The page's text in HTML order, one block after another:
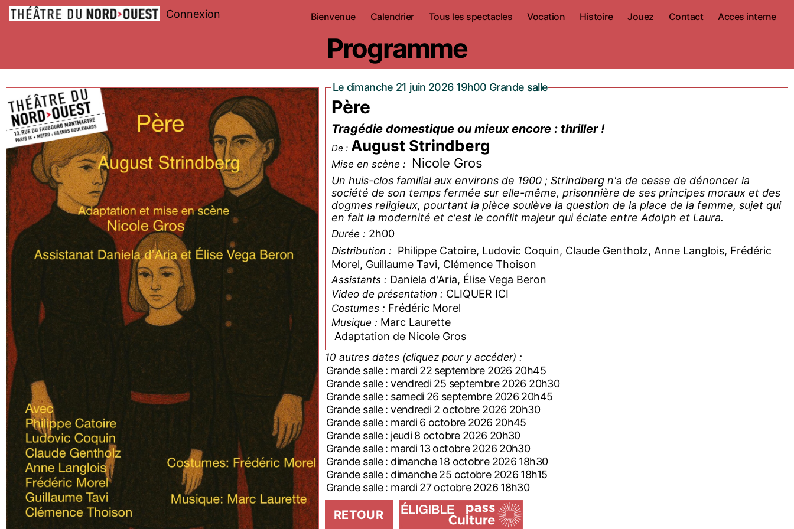
Connexion Bienvenue Calendrier Tous les spectacles Vocation Histoire Jouez Contact Acces interne
Programme
Le dimanche 21 juin 2026 19h00 Grande salle
Père
Tragédie domestique ou mieux encore : thriller !
De : August Strindberg
Mise en scène : Nicole Gros
Un huis-clos familial aux environs de 1900 ; Strindberg n'a de cesse de dénoncer la
société de son temps fermée sur elle-même, prisonnière de ses principes moraux et des
dogmes religieux, pourtant la pièce soulève la question de la place de la femme, sujet qui
en fait la modernité et c'est le conflit majeur qui éclate entre Adolph et Laura.
Durée : 2h00
Distribution : Philippe Catoire, Ludovic Coquin, Claude Gentholz, Anne Langlois, Frédéric
Morel, Guillaume Tavi, Clémence Thoison
Assistants : Daniela d'Aria, Élise Vega Beron
Video de présentation : CLIQUER ICI
Costumes : Frédéric Morel
Musique : Marc Laurette
Adaptation de Nicole Gros
10 autres dates (cliquez pour y accéder) :
Grande salle : mardi 22 septembre 2026 20h45
Grande salle : vendredi 25 septembre 2026 20h30
Grande salle : samedi 26 septembre 2026 20h45
Grande salle : vendredi 2 octobre 2026 20h30
Grande salle : mardi 6 octobre 2026 20h45
Grande salle : jeudi 8 octobre 2026 20h30
Grande salle : mardi 13 octobre 2026 20h30
Grande salle : dimanche 18 octobre 2026 18h30
Grande salle : dimanche 25 octobre 2026 18h15
Grande salle : mardi 27 octobre 2026 18h30